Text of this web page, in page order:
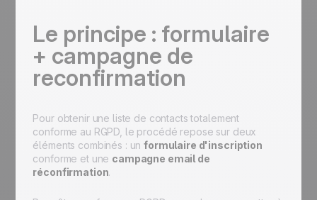
Le principe : formulaire
+ campagne de
reconfirmation
Pour obtenir une liste de contacts totalement
conforme au RGPD, le procédé repose sur deux
éléments combinés : unformulaire d'inscription
conforme et une campagne email de
réconfirmation.